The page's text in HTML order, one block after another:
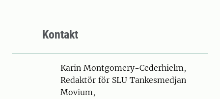
Kontakt
PersonKarin Montgomery-Cederhielm,
Redaktör för SLU Tankesmedjan
Movium,